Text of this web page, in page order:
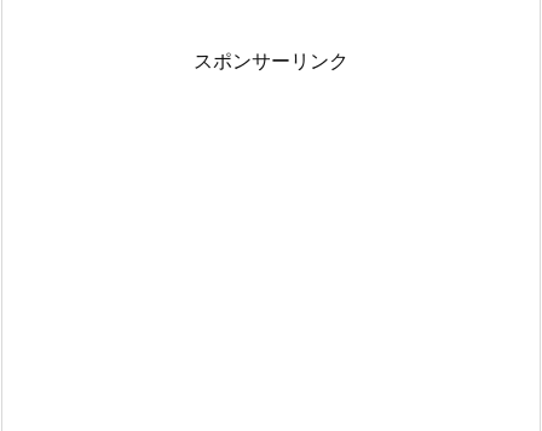
スポンサーリンク